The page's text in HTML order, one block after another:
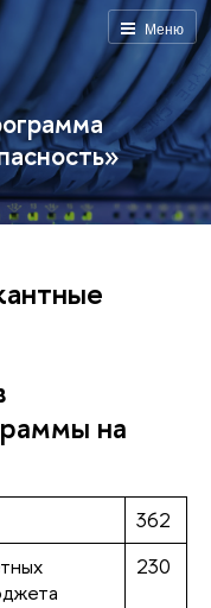
Меню
на
362
230